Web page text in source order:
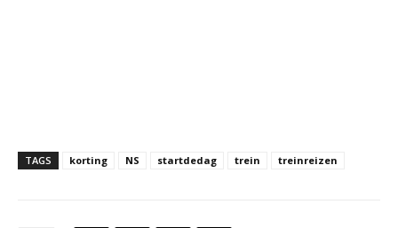
TAGS korting NS startdedag trein treinreizen